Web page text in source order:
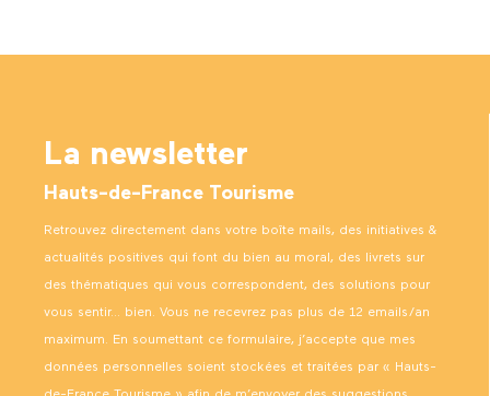
La newsletter
Hauts-de-France Tourisme
Retrouvez directement dans votre boîte mails, des initiatives &
actualités positives qui font du bien au moral, des livrets sur
des thématiques qui vous correspondent, des solutions pour
vous sentir… bien. Vous ne recevrez pas plus de 12 emails/an
maximum. En soumettant ce formulaire, j’accepte que mes
données personnelles soient stockées et traitées par « Hauts-